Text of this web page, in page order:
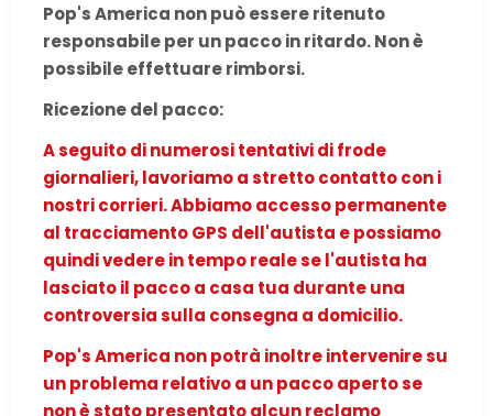
Pop's America non può essere ritenuto
responsabile per un pacco in ritardo. Non è
possibile effettuare rimborsi.
Ricezione del pacco:
A seguito di numerosi tentativi di frode
giornalieri, lavoriamo a stretto contatto con i
nostri corrieri. Abbiamo accesso permanente
al tracciamento GPS dell'autista e possiamo
quindi vedere in tempo reale se l'autista ha
lasciato il pacco a casa tua durante una
controversia sulla consegna a domicilio.
Pop's America non potrà inoltre intervenire su
un problema relativo a un pacco aperto se
non è stato presentato alcun reclamo